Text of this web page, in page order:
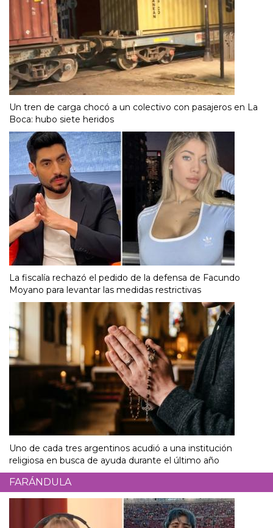
Un tren de carga chocó a un colectivo con pasajeros en La
Boca: hubo siete heridos
La fiscalía rechazó el pedido de la defensa de Facundo
Moyano para levantar las medidas restrictivas
Uno de cada tres argentinos acudió a una institución
religiosa en busca de ayuda durante el último año
FARÁNDULA